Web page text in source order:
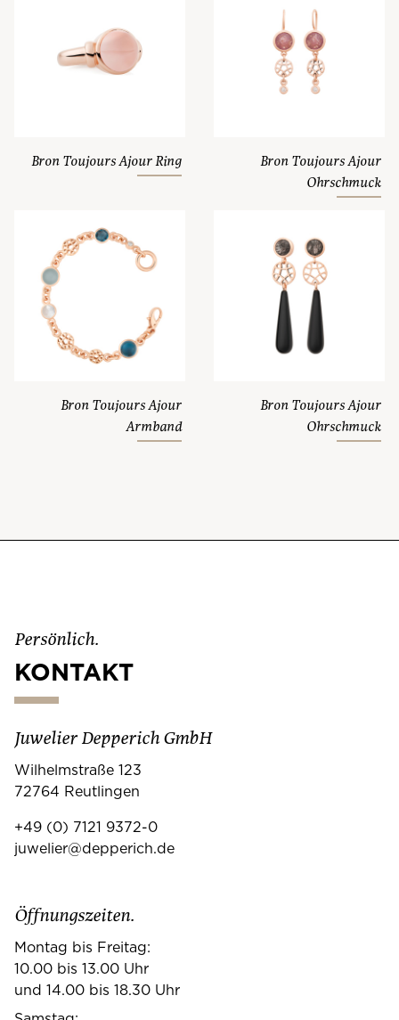
Bron Toujours Ajour Ring
Bron Toujours Ajour
Ohrschmuck
Bron Toujours Ajour
Armband
Bron Toujours Ajour
Ohrschmuck
Persönlich.
KONTAKT
Juwelier Depperich GmbH
Wilhelmstraße 123
72764 Reutlingen
+49 (0) 7121 9372-0
juwelier@depperich.de
Öffnungszeiten.
Montag bis Freitag:
10.00 bis 13.00 Uhr
und 14.00 bis 18.30 Uhr